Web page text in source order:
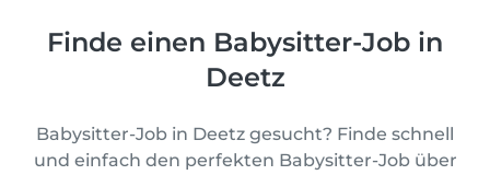
Finde einen Babysitter-Job in
Deetz
Babysitter-Job in Deetz gesucht? Finde schnell
und einfach den perfekten Babysitter-Job über